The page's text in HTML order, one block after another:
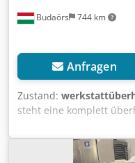
Budaörs 744 km
Anfragen
Zustand:
steht eine komplett
Rainbow 3
Erhältlich in luft- und
Pumpensystem, neue